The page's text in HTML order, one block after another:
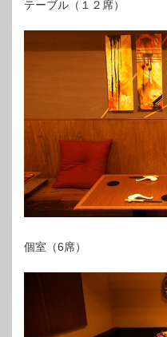
テーブル（１２席）
個室（6席）